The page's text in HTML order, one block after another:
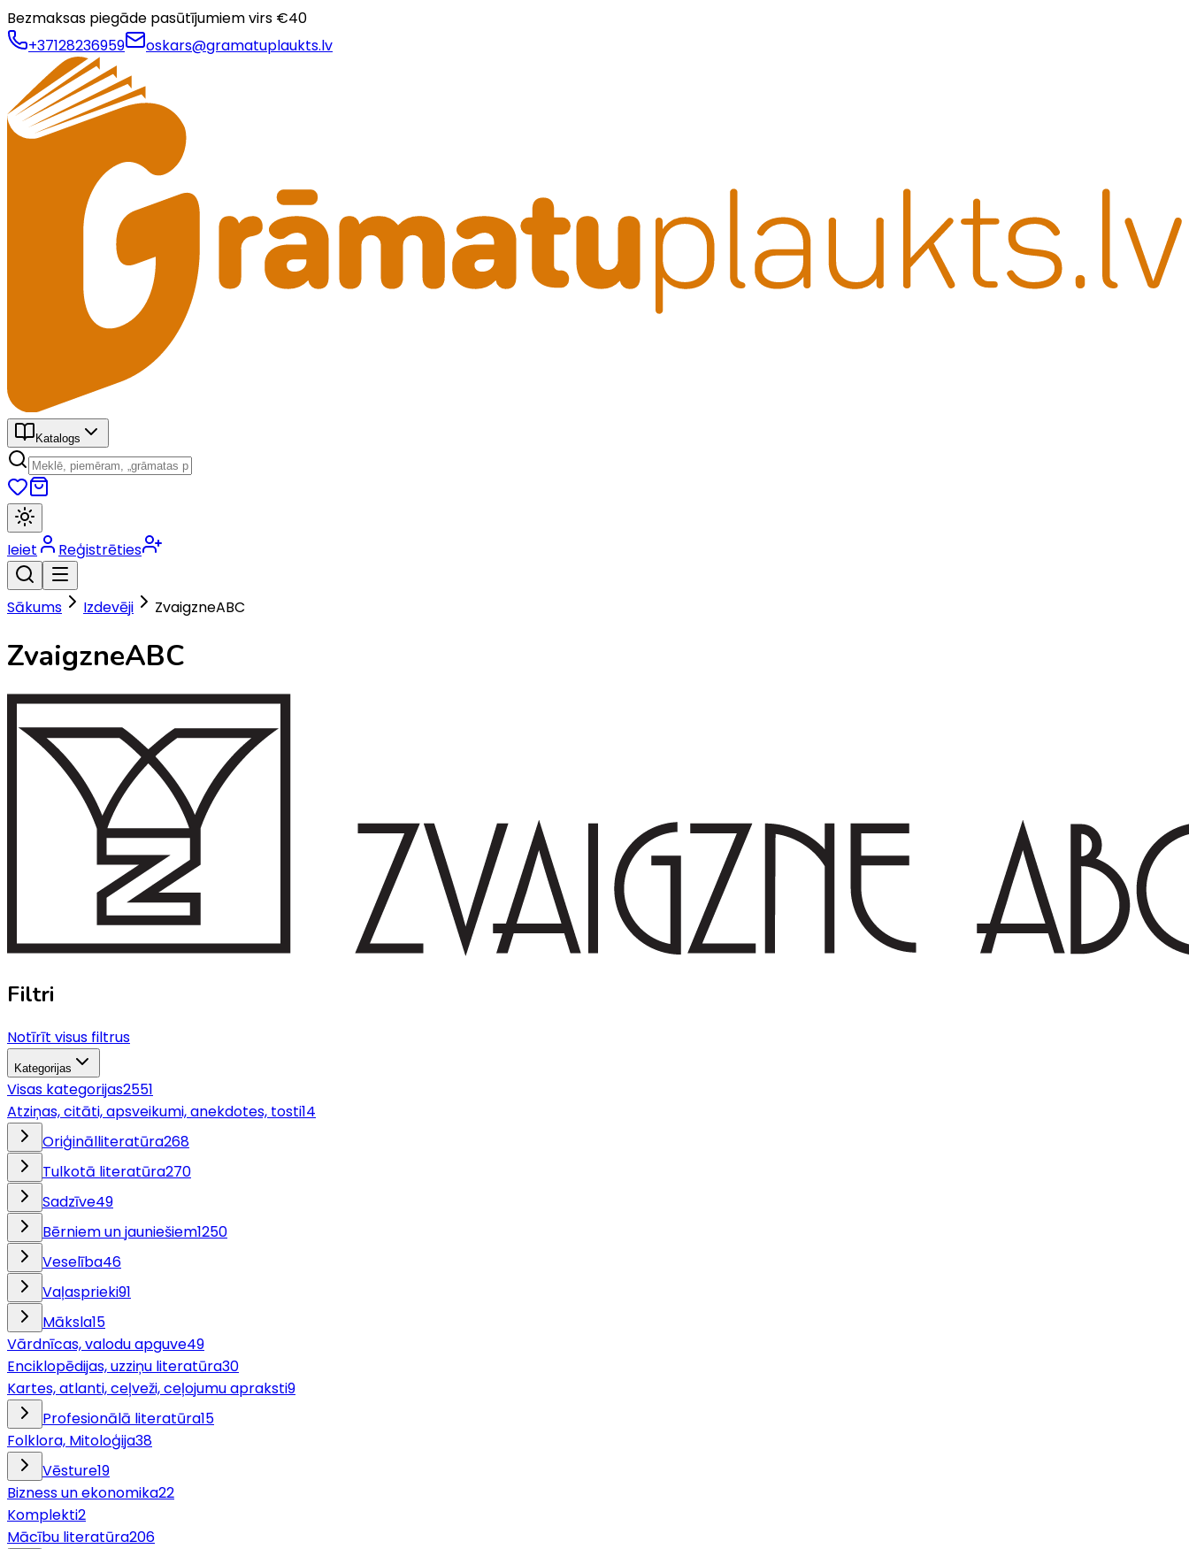
Bezmaksas piegāde pasūtījumiem virs €40
+37128236959
oskars@gramatuplaukts.lv
Katalogs
Ieiet Reģistrēties
Sākums Izdevēji ZvaigzneABC
ZvaigzneABC
Filtri
Notīrīt visus filtrus
Kategorijas
Visas kategorijas2551
Atziņas, citāti, apsveikumi, anekdotes, tosti14
Oriģinālliteratūra268
Tulkotā literatūra270
Sadzīve49
Bērniem un jauniešiem1250
Veselība46
Vaļasprieki91
Māksla15
Vārdnīcas, valodu apguve49
Enciklopēdijas, uzziņu literatūra30
Kartes, atlanti, ceļveži, ceļojumu apraksti9
Profesionālā literatūra15
Folklora, Mitoloģija38
Vēsture19
Bizness un ekonomika22
Komplekti2
Mācību literatūra206